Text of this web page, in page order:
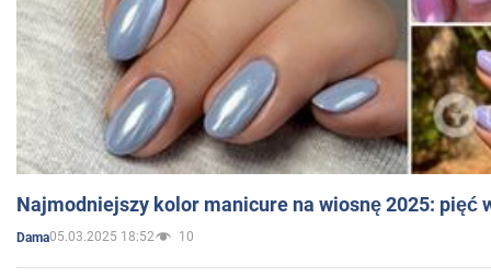
Najmodniejszy kolor manicure na wiosnę 2025: pięć
Dama05.03.2025 18:52 10